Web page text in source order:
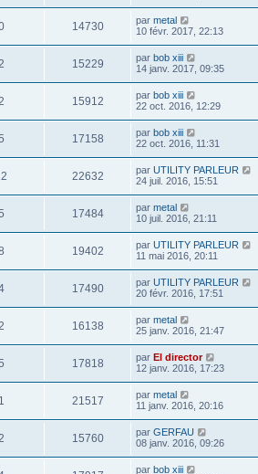
14730 par metal
10 févr. 2017, 22:13
2 15229 par bob xiii
14 janv. 2017, 09:35
15912 par bob xiii
22 oct. 2016, 12:29
17158 par bob xiii
22 oct. 2016, 11:31
22632 par UTILITY PARLEUR
24 juil. 2016, 15:51
17484 par metal
10 juil. 2016, 21:11
19402 par UTILITY PARLEUR
11 mai 2016, 20:11
17490 par UTILITY PARLEUR
20 févr. 2016, 17:51
16138 par metal
25 janv. 2016, 21:47
17818 par El director
12 janv. 2016, 17:23
1 21517 par metal
11 janv. 2016, 20:16
2 15760 par GERFAU
08 janv. 2016, 09:26
par bob xiii